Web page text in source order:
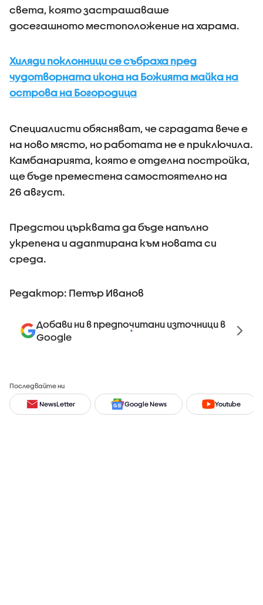
света, която застрашаваше
досегашното местоположение на харама.
Хиляди поклонници се събраха пред
чудотворната икона на Божията майка на
острова на Богородица
Специалисти обясняват, че сградата вече е
на ново място, но работата не е приключила.
Камбанарията, която е отделна постройка,
ще бъде преместена самостоятелно на
26 август.
Предстои църквата да бъде напълно
укрепена и адаптирана към новата си
среда.
Редактор: Петър Иванов
Добави ни в предпочитани източници в
Google
Последвайте ни
NewsLetter Google News Youtube